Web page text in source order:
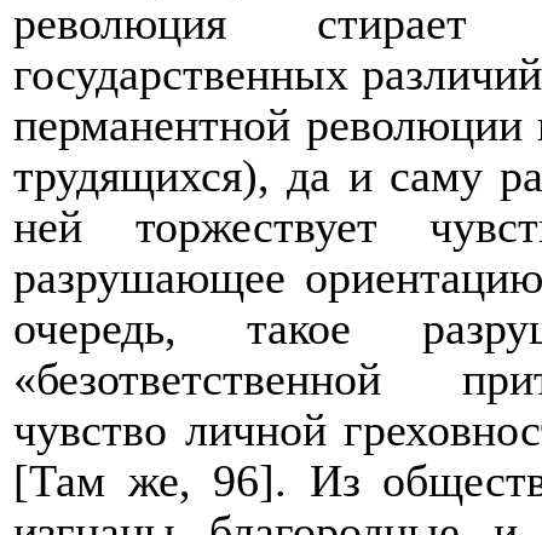
революция
государственных
перманентной
трудящихся), да и саму
ней торжествует
разрушающее
очередь, такое
«безответственной
чувство личной
[Там же, 96]. Из